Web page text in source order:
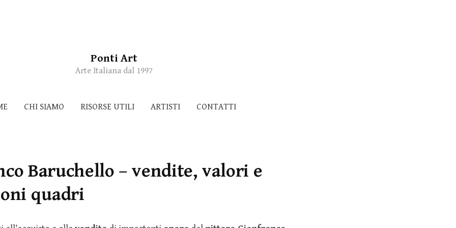
Ponti Art
Arte Italiana dal 1997
CHI SIAMO RISORSE UTILI ARTISTI CONTATTI
Baruchello – vendite, valori e
quadri